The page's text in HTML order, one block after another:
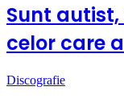
Sunt
celor care
Discografie